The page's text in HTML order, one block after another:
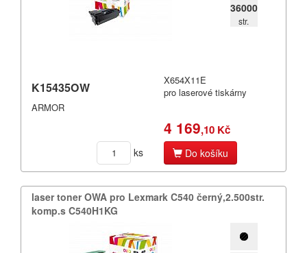
36000
str.
K15435OW
ARMOR
X654X11E
pro laserové tiskárny
4 169,10 Kč
ks Do košíku
laser toner OWA pro Lexmark C540 černý,​2.​500str.​
komp.​s C540H1KG